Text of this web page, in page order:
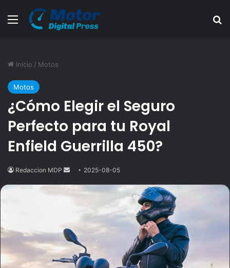
Menú
Inicio / Motos
Motos
¿Cómo Elegir el Seguro
Perfecto para tu Royal
Enfield Guerrilla 450?
Redaccion MDP
Send
email
2025-08-05